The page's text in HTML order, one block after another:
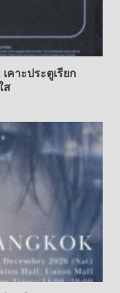
คาะประตูเรียก
ส